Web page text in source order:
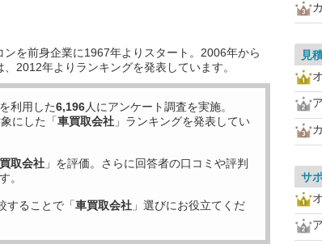
を前身企業に1967年よりスタート。2006年から
2012年よりランキングを発表しています。
利用した6,196人にアンケート調査を実施。
にした「車買取会社 」ランキングを発表してい
取会社 」を評価。さらに回答者の口コミや評判
。
することで「車買取会社 」選びにお役立てくだ
見
サ